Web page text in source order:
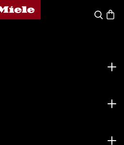
d'accueil de Miele
Panier